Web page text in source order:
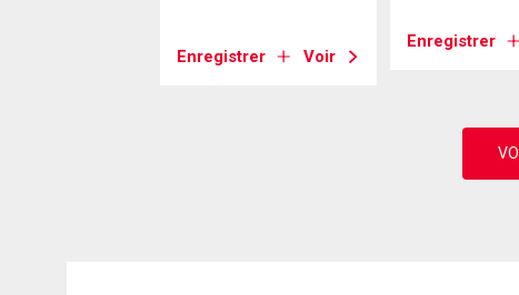
Enregistrer Voir
Enregistrer